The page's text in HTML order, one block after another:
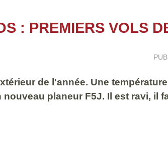
: PREMIERS VOLS
de l'année. Une
nouveau planeur F5J. Il est ravi, il